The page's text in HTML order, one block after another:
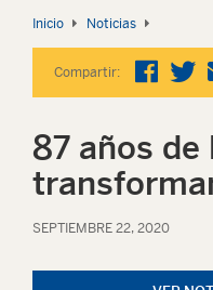
Inicio Noticias
Compartir:
87 años de
SEPTIEMBRE 22, 2020